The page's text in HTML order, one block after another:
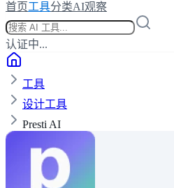
首页工具分类AI观察
认证中...
工具
设计工具
Presti AI